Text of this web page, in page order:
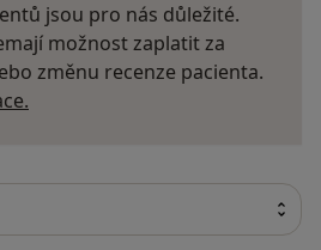
jsou pro nás důležité.
možnost zaplatit za
změnu recenze pacienta.